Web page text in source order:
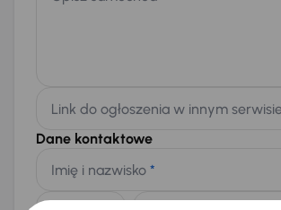
Link do ogłoszenia w innym
Dane kontaktowe
Imię i nazwisko *